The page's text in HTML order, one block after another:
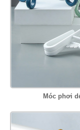
Móc phơi